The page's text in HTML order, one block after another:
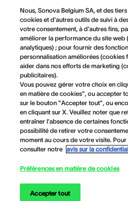
Nous, Sonova Belgium SA, et des
cookies et d'autres outils de suivi à
votre consentement, à d'autres fins,
améliorer la performance du site
analytiques) ; pour fournir des
personnalisation améliorées (cookies
aider dans nos efforts de marketing
publicitaires).
Vous pouvez gérer votre choix en
en matière de cookies", ou accepter
sur le bouton "Accepter tout", ou
en cliquant sur X. Veuillez noter que
entraîner l'absence de certaines
possibilité de retirer votre
moment au cours de votre visite.
consulter notre avis sur la
Préférences en matière de cookies
Accepter tout